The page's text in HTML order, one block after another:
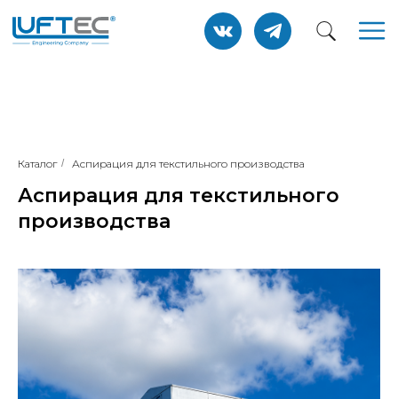
Каталог / Аспирация для текстильного производства
Аспирация для текстильного
производства